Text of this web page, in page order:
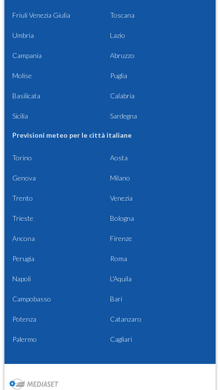
Friuli Venezia Giulia Toscana
Umbria Lazio
Campania Abruzzo
Molise Puglia
Basilicata Calabria
Sicilia Sardegna
Previsioni meteo per le città italiane
Torino Aosta
Genova Milano
Trento Venezia
Trieste Bologna
Ancona Firenze
Perugia Roma
Napoli L'Aquila
Campobasso Bari
Potenza Catanzaro
Palermo Cagliari